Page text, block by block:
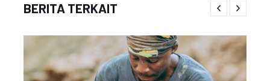
BERITA TERKAIT